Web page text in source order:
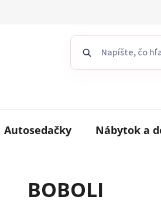
Autosedačky Nábytok a
BOBOLI